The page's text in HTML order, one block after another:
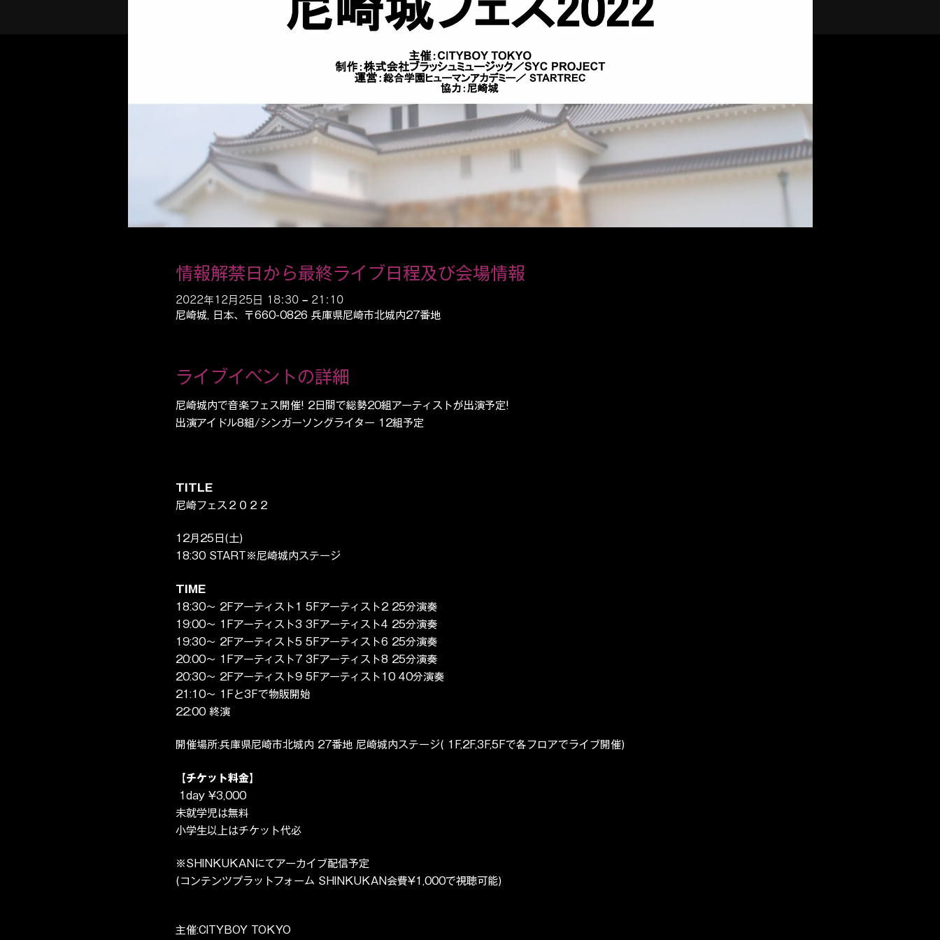
情報解禁日から最終ライブ日程及び会場情報
2022年12月25日 18:30 – 21:10
尼崎城, 日本、〒660-0826 兵庫県尼崎市北城内27番地
ライブイベントの詳細
尼崎城内で音楽フェス開催! 2日間で総勢20組アーティストが出演予定!
出演アイドル8組/シンガーソングライター 12組予定
TITLE
尼崎フェス２０２２
12月25日(土)
18:30 START※尼崎城内ステージ
TIME
18:30〜 2Fアーティスト1 5Fアーティスト2 25分演奏
19:00〜 1Fアーティスト3 3Fアーティスト4 25分演奏
19:30〜 2Fアーティスト5 5Fアーティスト6 25分演奏
20:00〜 1Fアーティスト7 3Fアーティスト8 25分演奏
20:30〜 2Fアーティスト9 5Fアーティスト10 40分演奏
21:10〜 1Fと3Fで物販開始
22:00 終演
開催場所:兵庫県尼崎市北城内 27番地 尼崎城内ステージ( 1F,2F,3F,5Fで各フロアでライブ開催)
【チケット料金】
1day ¥3,000
未就学児は無料
小学生以上はチケット代必
※SHINKUKANにてアーカイブ配信予定
(コンテンツプラットフォーム SHINKUKAN会費¥1,000で視聴可能)
主催:CITYBOY TOKYO